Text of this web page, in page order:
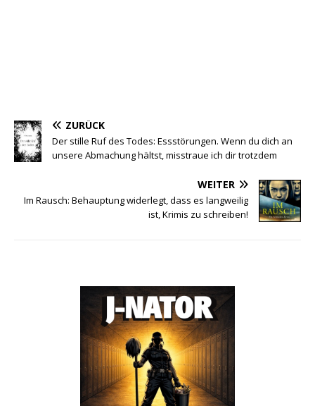
ZURÜCK
Der stille Ruf des Todes: Essstörungen. Wenn du dich an
unsere Abmachung hältst, misstraue ich dir trotzdem
WEITER
Im Rausch: Behauptung widerlegt, dass es langweilig
ist, Krimis zu schreiben!